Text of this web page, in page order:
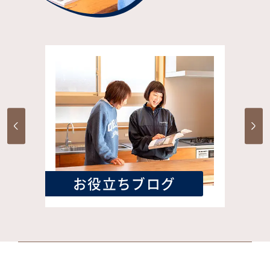
お役立ちブログ